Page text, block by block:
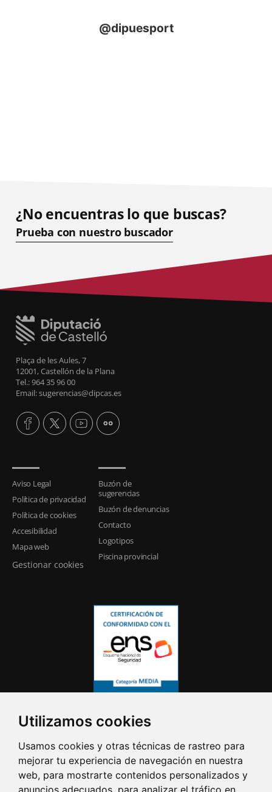
Utilizamos cookies
Usamos cookies y otras técnicas de rastreo para
mejorar tu experiencia de navegación en nuestra
web, para mostrarte contenidos personalizados y
anuncios adecuados, para analizar el tráfico en
¿No encuentras lo que buscas?
Prueba con nuestro buscador
Plaça de les Aules, 7
12001, Castellón de la Plana
Tel.: 964 35 96 00
Email: sugerencias@dipcas.es
Aviso Legal
Política de privacidad
Política de cookies
Accesibilidad
Mapa web
Gestionar cookies
Buzón de
sugerencias
Buzón de denuncias
Contacto
Logotipos
Piscina provincial